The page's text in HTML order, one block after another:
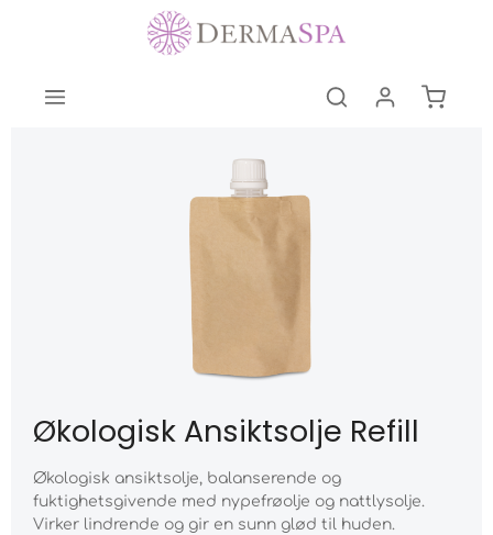
Økologisk Ansiktsolje Refill
Økologisk ansiktsolje, balanserende og
fuktighetsgivende med nypefrøolje og nattlysolje.
Virker lindrende og gir en sunn glød til huden.